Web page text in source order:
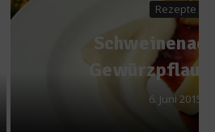
Rezepte
in